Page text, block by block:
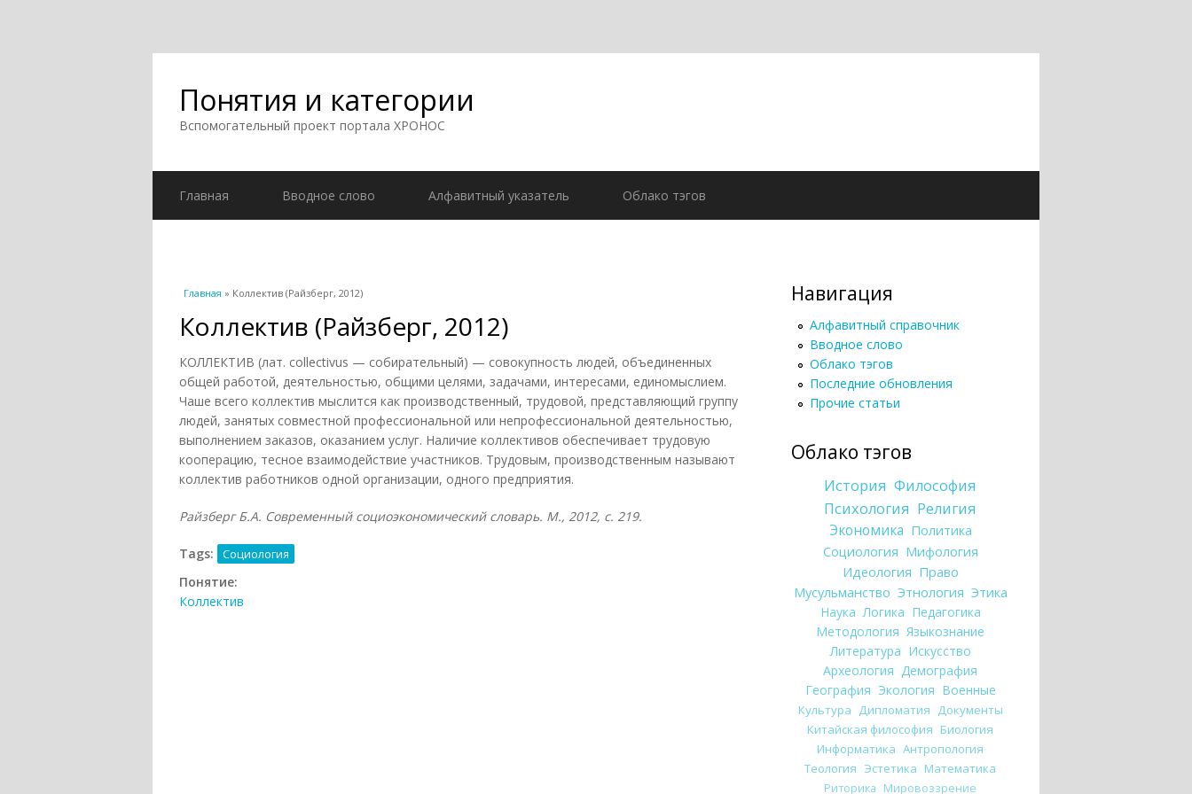
Понятия и категории
Вспомогательный проект портала ХРОНОС
Главная Вводное слово Алфавитный указатель Облако тэгов
Вы здесь
Главная » Коллектив (Райзберг, 2012)
Коллектив (Райзберг, 2012)
КОЛЛЕКТИВ (лат. collectivus — собирательный) — совокупность людей, объединенных
общей работой, деятельностью, общими целями, задачами, интересами, единомыслием.
Чаше всего коллектив мыслится как производственный, трудовой, представляющий группу
людей, занятых совместной профессиональной или непрофессиональной деятельностью,
выполнением заказов, оказанием услуг. Наличие коллективов обеспечивает трудовую
кооперацию, тесное взаимодействие участников. Трудовым, производственным называют
коллектив работников одной организации, одного предприятия.
Райзберг Б.А. Современный социоэкономический словарь. М., 2012, с. 219.
Tags: Социология
Понятие:
Коллектив
Навигация
Алфавитный справочник
Вводное слово
Облако тэгов
Последние обновления
Прочие статьи
Облако тэгов
История Философия
Психология Религия
Экономика Политика
Социология Мифология
Идеология Право
Мусульманство Этнология Этика
Наука Логика Педагогика
Методология Языкознание
Литература Искусство
Археология Демография
География Экология Военные
Культура Дипломатия Документы
Китайская философия Биология
Информатика Антропология
Теология Эстетика Математика
Риторика Мировоззрение